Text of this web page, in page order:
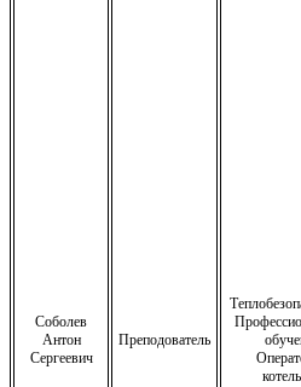
Соболев
Антон
Сергеевич
Преподователь